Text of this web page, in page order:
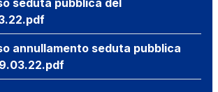
seduta pubblica del
annullamento seduta pubblica